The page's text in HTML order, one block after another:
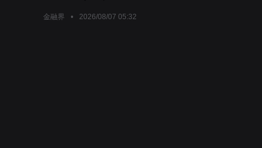
金融界 • 2026/08/07 05:32